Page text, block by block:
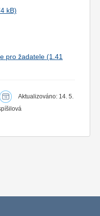
pro žadatele
Aktualizováno: 14. 5.